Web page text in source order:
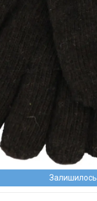
Залишилось